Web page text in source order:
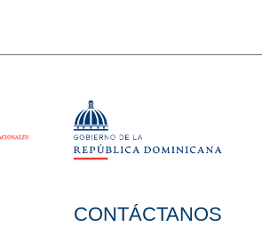
CONTÁCTANOS